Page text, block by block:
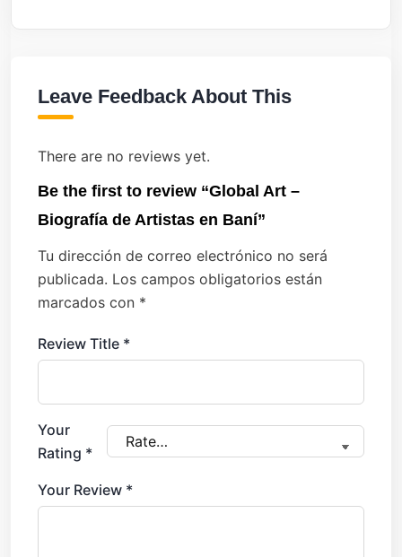
Leave Feedback About This
There are no reviews yet.
Be the first to review “Global Art –
Biografía de Artistas en Baní”
Tu dirección de correo electrónico no será
publicada. Los campos obligatorios están
marcados con *
Review Title *
Your
Rating *
Your Review *